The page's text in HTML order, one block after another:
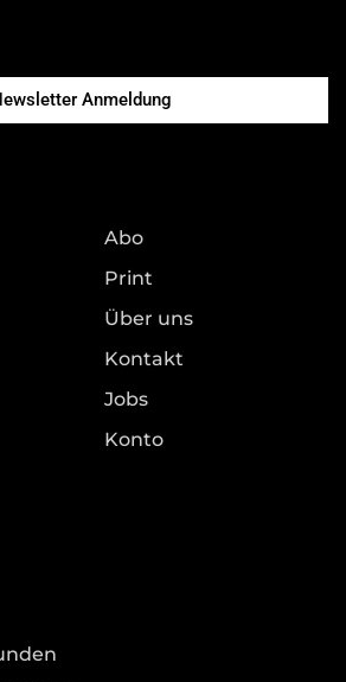
Anmeldung
Abo
Print
Über uns
Kontakt
Jobs
Konto